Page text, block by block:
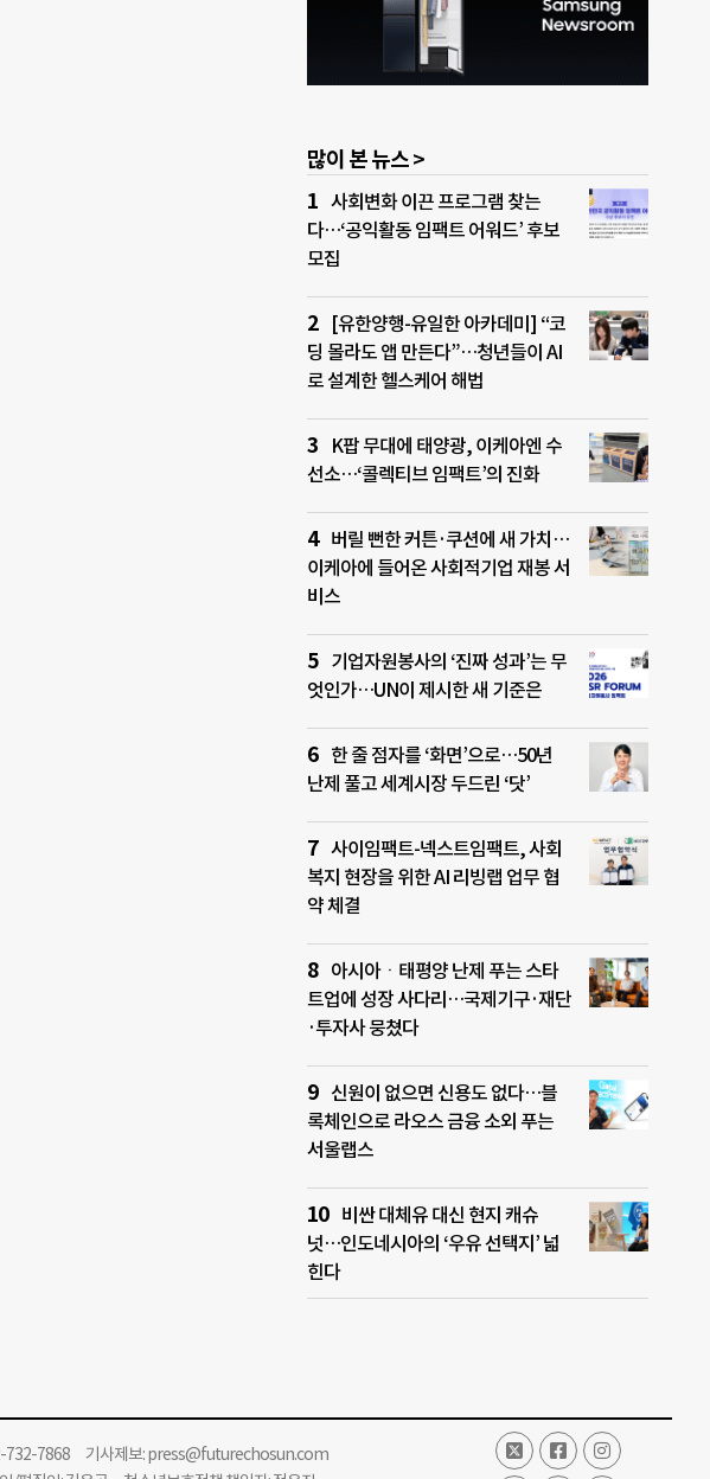
많이 본 뉴스 >
사회변화 이끈 프로그램 찾는
다…‘공익활동 임팩트 어워드’ 후보
모집
[유한양행-유일한 아카데미] “코
딩 몰라도 앱 만든다”…청년들이 AI
로 설계한 헬스케어 해법
K팝 무대에 태양광, 이케아엔 수
선소…‘콜렉티브 임팩트’의 진화
버릴 뻔한 커튼·쿠션에 새 가치…
이케아에 들어온 사회적기업 재봉 서
비스
기업자원봉사의 ‘진짜 성과’는 무
엇인가…UN이 제시한 새 기준은
한 줄 점자를 ‘화면’으로…50년
난제 풀고 세계시장 두드린 ‘닷’
사이임팩트-넥스트임팩트, 사회
복지 현장을 위한 AI 리빙랩 업무 협
약 체결
아시아ㆍ태평양 난제 푸는 스타
트업에 성장 사다리…국제기구·재단
·투자사 뭉쳤다
신원이 없으면 신용도 없다…블
록체인으로 라오스 금융 소외 푸는
서울랩스
비싼 대체유 대신 현지 캐슈
넛…인도네시아의 ‘우유 선택지’ 넓
힌다
732-7868 기사제보:press@futurechosun.com